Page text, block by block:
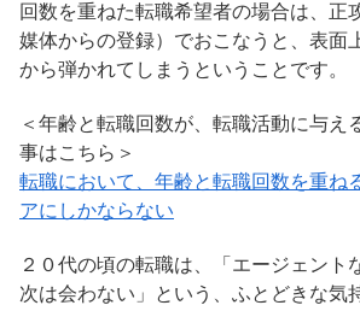
回数を重ねた転職希望者の場合は、正
媒体からの登録）でおこなうと、表面
から弾かれてしまうということです。
＜年齢と転職回数が、転職活動に与え
事はこちら＞
転職において、年齢と転職回数を重ね
アにしかならない
２０代の頃の転職は、「エージェント
次は会わない」という、ふとどきな気